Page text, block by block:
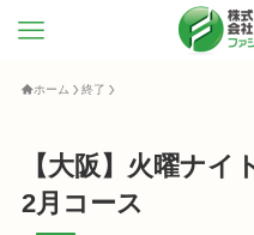
ホーム 終了
【大阪】火曜ナ
2月コース